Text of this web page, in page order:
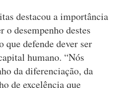
destacou a importância
o desempenho destes
que defende dever ser
humano. “Nós
da diferenciação, da
de excelência que